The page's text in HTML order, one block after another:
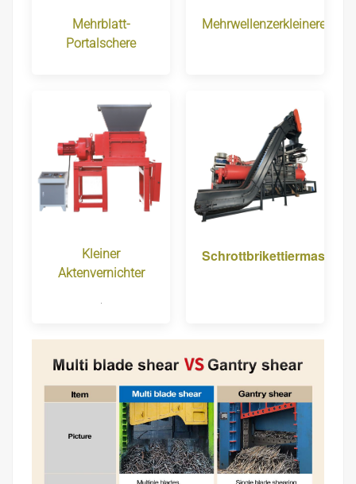
Mehrblatt-
Portalschere
Mehrwellenzerkleinerer
Kleiner
Aktenvernichter